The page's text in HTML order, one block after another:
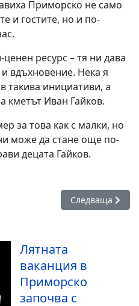
Приморско не само
и гостите, но и по-
ресурс – тя ни дава
вдъхновение. Нека я
такива инициативи, а
кметът Иван Гайков.
за това как с малки, но
може да стане още по-
децата Гайков.
зрелостниците в
Следваща
Следваща
Лятната
ваканция в
Приморско
започва с